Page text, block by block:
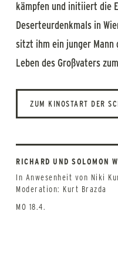
kämpfen und initiiert die
Deserteurdenkmals in
sitzt ihm ein junger Mann
Leben des Großvaters
ZUM KINOSTART DER
RICHARD UND SOLOMON
In Anwesenheit von Niki
Moderation: Kurt Brazda
MO 18.4.